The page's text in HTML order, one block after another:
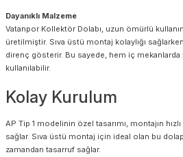
Dayanıklı Malzeme
Vatanpor Kollektör Dolabı, uzun ömürlü
üretilmiştir. Sıva üstü montaj kolaylığı
direnç gösterir. Bu sayede, hem iç mekanlarda
kullanılabilir.
Kolay Kurulum
AP Tip 1 modelinin özel tasarımı, montajın
sağlar. Sıva üstü montaj için ideal olan bu
zamandan tasarruf sağlar.